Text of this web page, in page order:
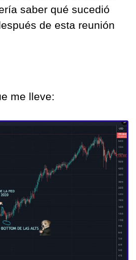
saber qué sucedió
de esta reunión
me lleve: